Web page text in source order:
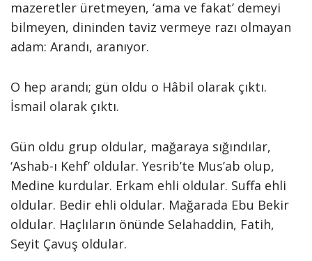
mazeretler üretmeyen, ‘ama ve fakat’ demeyi
bilmeyen, dininden taviz vermeye razı olmayan
adam: Arandı, aranıyor.
O hep arandı; gün oldu o Hâbil olarak çıktı.
İsmail olarak çıktı.
Gün oldu grup oldular, mağaraya sığındılar,
‘Ashab-ı Kehf’ oldular. Yesrib’te Mus’ab olup,
Medine kurdular. Erkam ehli oldular. Suffa ehli
oldular. Bedir ehli oldular. Mağarada Ebu Bekir
oldular. Haçlıların önünde Selahaddin, Fatih,
Seyit Çavuş oldular.